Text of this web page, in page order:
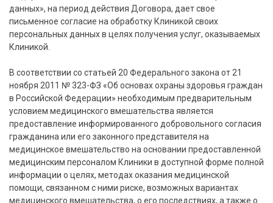
данных», на период действия Договора, дает свое
письменное согласие на обработку Клиникой своих
персональных данных в целях получения услуг, оказываемых
Клиникой.
В соответствии со статьей 20 Федерального закона от 21
ноября 2011 № 323-ФЗ «Об основах охраны здоровья граждан
в Российской Федерации» необходимым предварительным
условием медицинского вмешательства является
предоставление информированного добровольного согласия
гражданина или его законного представителя на
медицинское вмешательство на основании предоставленной
медицинским персоналом Клиники в доступной форме полной
информации о целях, методах оказания медицинской
помощи, связанном с ними риске, возможных вариантах
медицинского вмешательства, о его последствиях, а также о